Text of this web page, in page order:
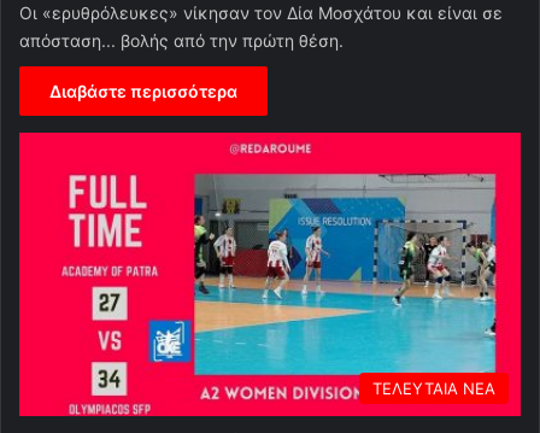
Οι «ερυθρόλευκες» νίκησαν τον Δία Μοσχάτου και είναι σε
απόσταση... βολής από την πρώτη θέση.
Διαβάστε περισσότερα
ΤΕΛΕΥΤΑΙΑ ΝΕΑ